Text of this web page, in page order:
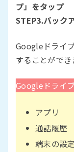
プ」をタップ
STEP3.バック
Googleドライ
することができ
Googleドライ
アプリ
通話履歴
端末の設定